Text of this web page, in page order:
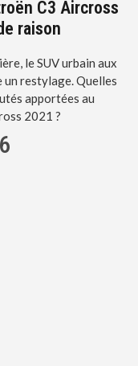
C3 Aircross
raison
le SUV urbain aux
un restylage. Quelles
apportées au
2021 ?
6